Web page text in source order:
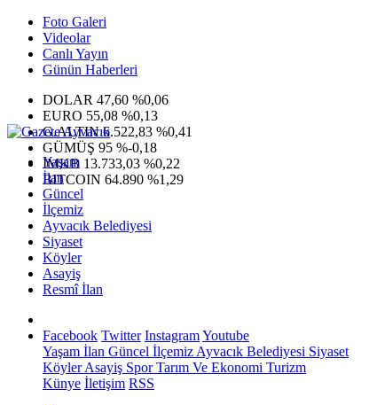
Foto Galeri
Videolar
Canlı Yayın
Günün Haberleri
DOLAR 47,60 %0,06
EURO 55,08 %0,13
G.ALTIN6.522,83 %0,41
GÜMÜŞ 95 %-0,18
IMKB 13.733,03 %0,22
BITCOIN 64.890 %1,29
Yaşam
İlan
Güncel
İlçemiz
Ayvacık Belediyesi
Siyaset
Köyler
Asayiş
Resmî İlan
Facebook Twitter InstagramYoutube
Yaşam İlan Güncel İlçemiz Ayvacık Belediyesi Siyaset
KöylerAsayiş SporTarım Ve Ekonomi Turizm
Künye İletişim RSS